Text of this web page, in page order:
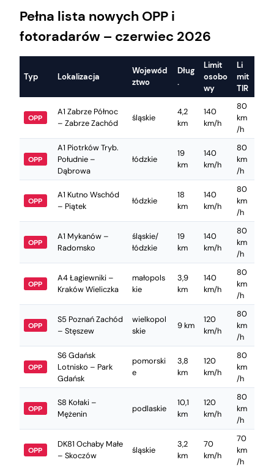
Pełna lista nowych OPP i
fotoradarów – czerwiec 2026
Typ Lokalizacja
Wojewód
ztwo
Dług
.
Limit
osobo
wy
Li
mit
TIR
OPP
A1 Zabrze Północ
– Zabrze Zachód
śląskie
4,2
km
140
km/h
80
km
/h
OPP
A1 Piotrków Tryb.
Południe –
Dąbrowa
łódzkie
19
km
140
km/h
80
km
/h
OPP
A1 Kutno Wschód
– Piątek
łódzkie
18
km
140
km/h
80
km
/h
OPP
A1 Mykanów –
Radomsko
śląskie/
łódzkie
19
km
140
km/h
80
km
/h
OPP
A4 Łagiewniki –
Kraków Wieliczka
małopols
kie
3,9
km
140
km/h
80
km
/h
OPP
S5 Poznań Zachód
– Stęszew
wielkopol
skie
9 km
120
km/h
80
km
/h
OPP
S6 Gdańsk
Lotnisko – Park
Gdańsk
pomorski
e
3,8
km
120
km/h
80
km
/h
OPP
S8 Kołaki –
Mężenin
podlaskie
10,1
km
120
km/h
80
km
/h
OPP
DK81 Ochaby Małe
– Skoczów
śląskie
3,2
km
70
km/h
70
km
/h